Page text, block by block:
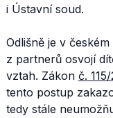
i Ústavní soud.
Odlišně je v
z partnerů osvojí
vztah. Zákon č.
tento postup
tedy stále